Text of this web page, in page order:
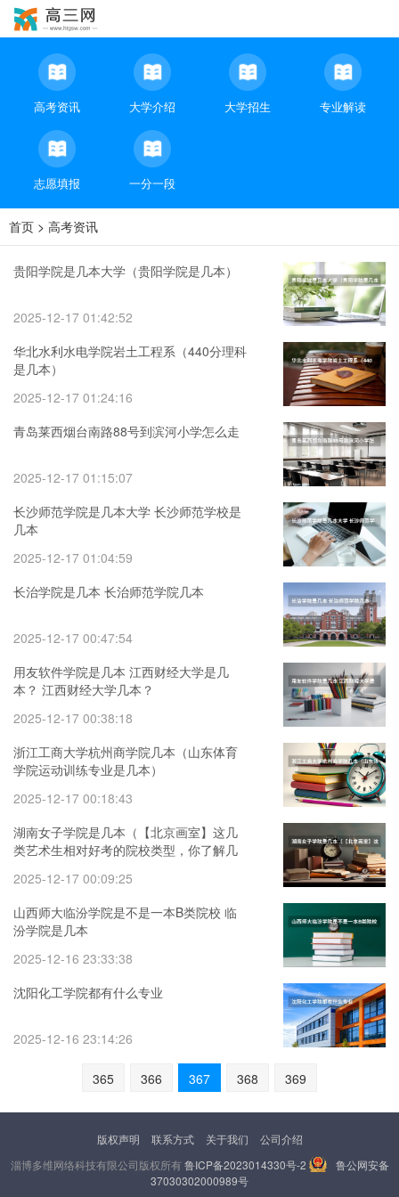
高考资讯 大学介绍 大学招生 专业解读
志愿填报 一分一段
首页 > 高考资讯
贵阳学院是几本大学（贵阳学院是几本）
2025-12-17 01:42:52
华北水利水电学院岩土工程系（440分理科
是几本）
2025-12-17 01:24:16
青岛莱西烟台南路88号到滨河小学怎么走
2025-12-17 01:15:07
长沙师范学院是几本大学 长沙师范学校是
几本
2025-12-17 01:04:59
长治学院是几本 长治师范学院几本
2025-12-17 00:47:54
用友软件学院是几本 江西财经大学是几
本？ 江西财经大学几本？
2025-12-17 00:38:18
浙江工商大学杭州商学院几本（山东体育
学院运动训练专业是几本）
2025-12-17 00:18:43
湖南女子学院是几本（【北京画室】这几
类艺术生相对好考的院校类型，你了解几
2025-12-17 00:09:25
山西师大临汾学院是不是一本B类院校 临
汾学院是几本
2025-12-16 23:33:38
沈阳化工学院都有什么专业
2025-12-16 23:14:26
365 366 367 368 369
版权声明 联系方式 关于我们
公司介绍
淄博多维网络科技有限公司版权所有鲁ICP备2023014330号-2
鲁公网安备
37030302000989号